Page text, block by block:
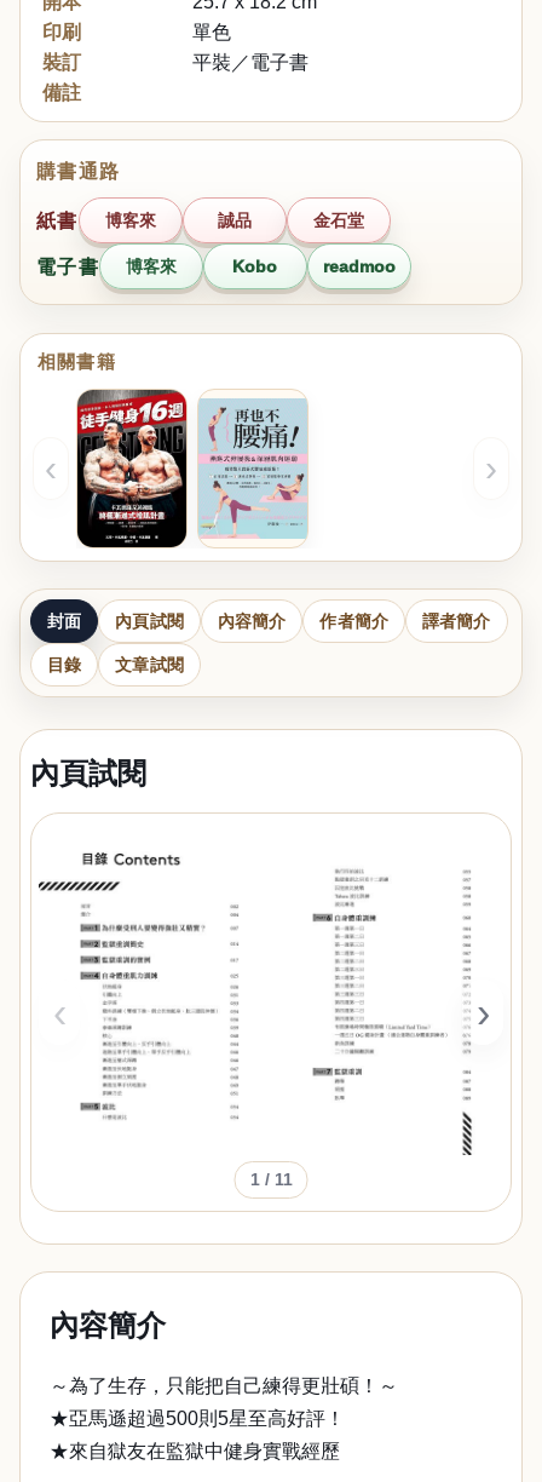
印刷
單色
裝訂
平裝／電子書
備註
購書通路
紙書 博客來 誠品 金石堂
電子書 博客來 Kobo readmoo
相關書籍
‹ ›
封面 內頁試閱 內容簡介 作者簡介 譯者簡介
目錄 文章試閱
內頁試閱
‹ ›
1/ 11
內容簡介
～為了生存，只能把自己練得更壯碩！～
★亞馬遜超過500則5星至高好評！
★來自獄友在監獄中健身實戰經歷